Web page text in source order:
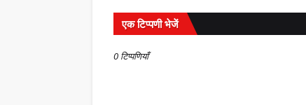
एक टिप्पणी भेजें
0 टिप्पणियाँ